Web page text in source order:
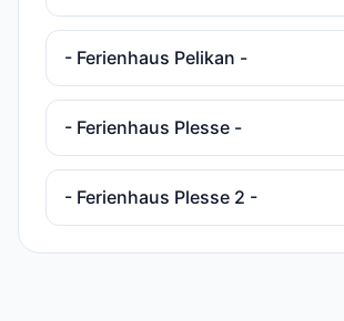
- Ferienhaus Pelikan -
- Ferienhaus Plesse -
- Ferienhaus Plesse 2 -